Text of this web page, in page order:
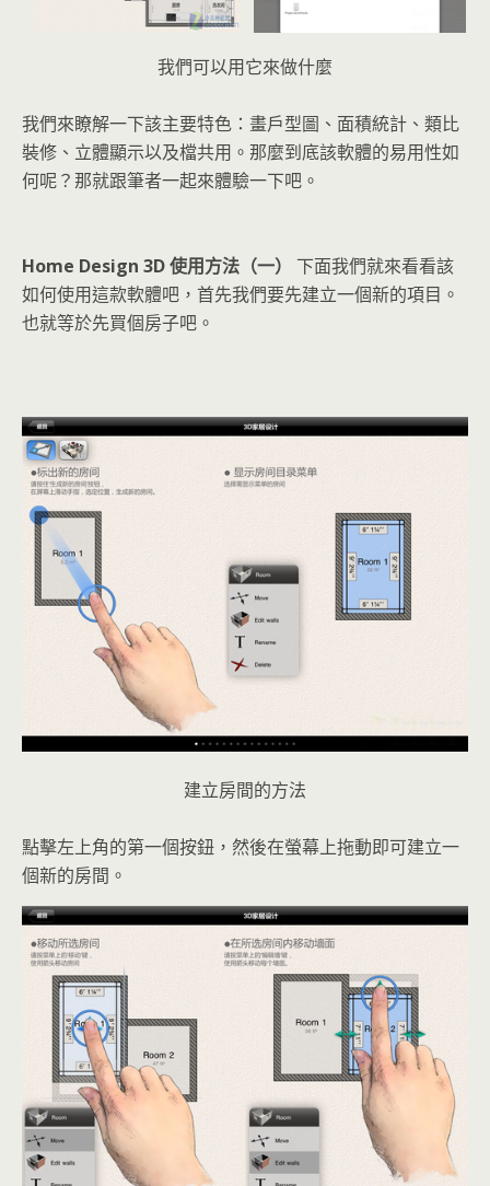
我們可以用它來做什麼
我們來瞭解一下該主要特色：畫戶型圖、面積統計、類比
裝修、立體顯示以及檔共用。那麼到底該軟體的易用性如
何呢？那就跟筆者一起來體驗一下吧。
Home Design 3D 使用方法（一）
下面我們就來看看該
如何使用這款軟體吧，首先我們要先建立一個新的項目。
也就等於先買個房子吧。
建立房間的方法
點擊左上角的第一個按鈕，然後在螢幕上拖動即可建立一
個新的房間。